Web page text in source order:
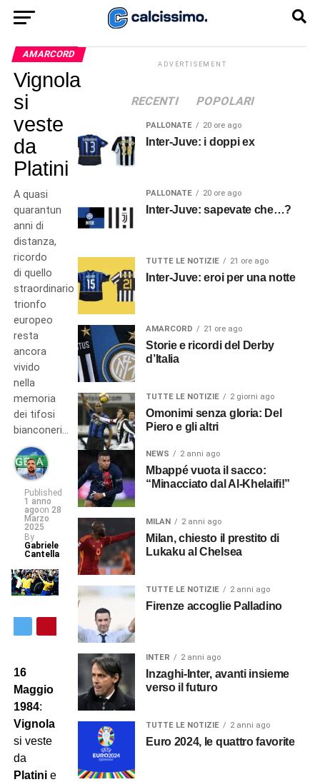
AMARCORD
Vignola
si
veste
da
Platini
A quasi
quarantun
anni di
distanza,
ricordo
di quello
straordinario
trionfo
europeo
resta
ancora
vivido
nella
memoria
dei tifosi
bianconeri…
Published
1 anno
agoon 28
Marzo
2025
By
Gabriele
Cantella
16
Maggio
1984:
Vignola
si veste
da
Platinie
ADVERTISEMENT
RECENTI POPOLARI
PALLONATE 20 ore ago
Inter-Juve: i doppi ex
PALLONATE 20 ore ago
Inter-Juve: sapevate che…?
TUTTE LE NOTIZIE 21 ore ago
Inter-Juve: eroi per una notte
AMARCORD 21 ore ago
Storie e ricordi del Derby
d’Italia
TUTTE LE NOTIZIE 2 giorni ago
Omonimi senza gloria: Del
Piero e gli altri
NEWS 2 anni ago
Mbappé vuota il sacco:
“Minacciato dal Al-Khelaifi!”
MILAN 2 anni ago
Milan, chiesto il prestito di
Lukaku al Chelsea
TUTTE LE NOTIZIE 2 anni ago
Firenze accoglie Palladino
INTER 2 anni ago
Inzaghi-Inter, avanti insieme
verso il futuro
TUTTE LE NOTIZIE 2 anni ago
Euro 2024, le quattro favorite